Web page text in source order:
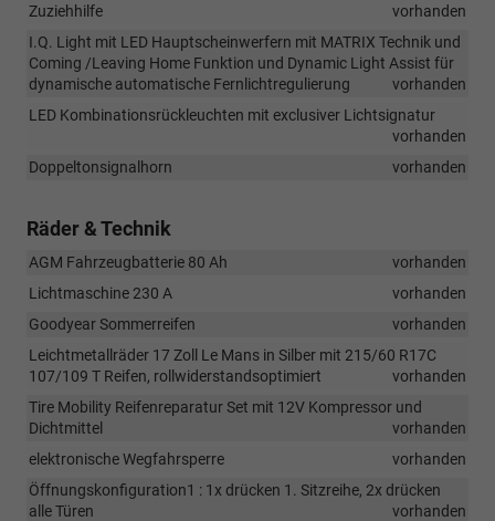
Zuziehhilfe
vorhanden
I.Q. Light mit LED Hauptscheinwerfern mit MATRIX Technik und
Coming /Leaving Home Funktion und Dynamic Light Assist für
dynamische automatische Fernlichtregulierung
vorhanden
LED Kombinationsrückleuchten mit exclusiver Lichtsignatur
vorhanden
Doppeltonsignalhorn
vorhanden
Räder & Technik
AGM Fahrzeugbatterie 80 Ah
vorhanden
Lichtmaschine 230 A
vorhanden
Goodyear Sommerreifen
vorhanden
Leichtmetallräder 17 Zoll Le Mans in Silber mit 215/60 R17C
107/109 T Reifen, rollwiderstandsoptimiert
vorhanden
Tire Mobility Reifenreparatur Set mit 12V Kompressor und
Dichtmittel
vorhanden
elektronische Wegfahrsperre
vorhanden
Öffnungskonfiguration1 : 1x drücken 1. Sitzreihe, 2x drücken
alle Türen
vorhanden